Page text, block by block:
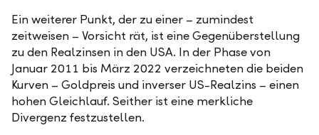
Ein weiterer Punkt, der zu einer – zumindest
zeitweisen – Vorsicht rät, ist eine Gegenüberstellung
zu den Realzinsen in den USA. In der Phase von
Januar 2011 bis März 2022 verzeichneten die beiden
Kurven – Goldpreis und inverser US-Realzins – einen
hohen Gleichlauf. Seither ist eine merkliche
Divergenz festzustellen.